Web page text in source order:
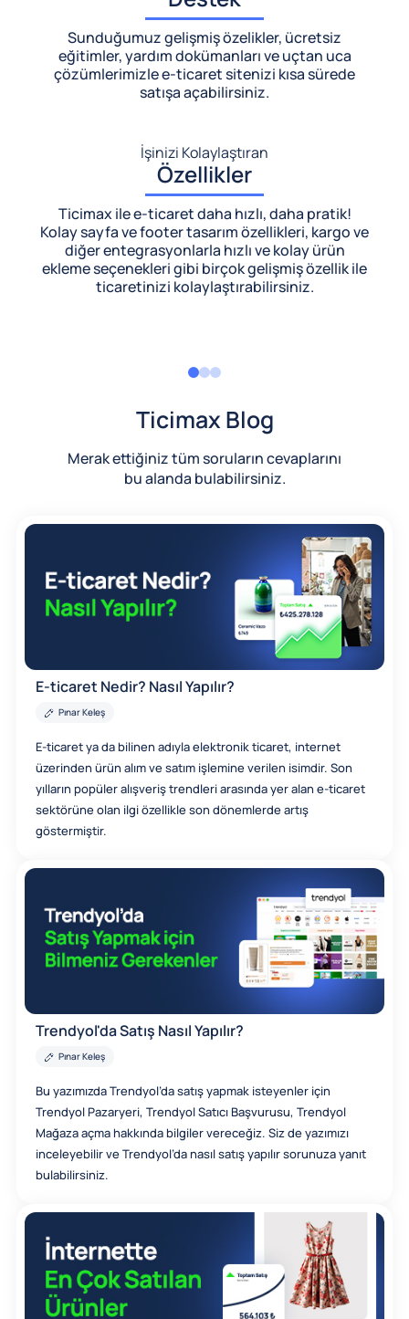
Sunduğumuz gelişmiş özelikler, ücretsiz
eğitimler, yardım dokümanları ve uçtan uca
çözümlerimizlee-ticaret sitenizi kısa sürede
satışa açabilirsiniz.
İşinizi Kolaylaştıran
Özellikler
Ticimax ile e-ticaret daha hızlı, daha pratik!
Kolay sayfa ve footer tasarım özellikleri, kargo ve
diğer entegrasyonlarla hızlı ve kolay ürün
ekleme seçenekleri gibi birçok gelişmiş özellik ile
ticaretinizi kolaylaştırabilirsiniz.
Ticimax Blog
Merak ettiğiniz tüm soruların cevaplarını
bu alanda bulabilirsiniz.
E-ticaret Nedir? Nasıl Yapılır?
Pınar Keleş
E-ticaret ya da bilinen adıyla elektronik ticaret, internet
üzerinden ürün alım ve satım işlemine verilen isimdir. Son
yılların popüler alışveriş trendleri arasında yer alan e-ticaret
sektörüne olan ilgi özellikle son dönemlerde artış
göstermiştir.
Trendyol'da Satış Nasıl Yapılır?
Pınar Keleş
Bu yazımızda Trendyol’da satış yapmak isteyenler için
Trendyol Pazaryeri, Trendyol Satıcı Başvurusu, Trendyol
Mağaza açma hakkında bilgiler vereceğiz. Siz de yazımızı
inceleyebilir ve Trendyol’da nasıl satış yapılır sorunuza yanıt
bulabilirsiniz.